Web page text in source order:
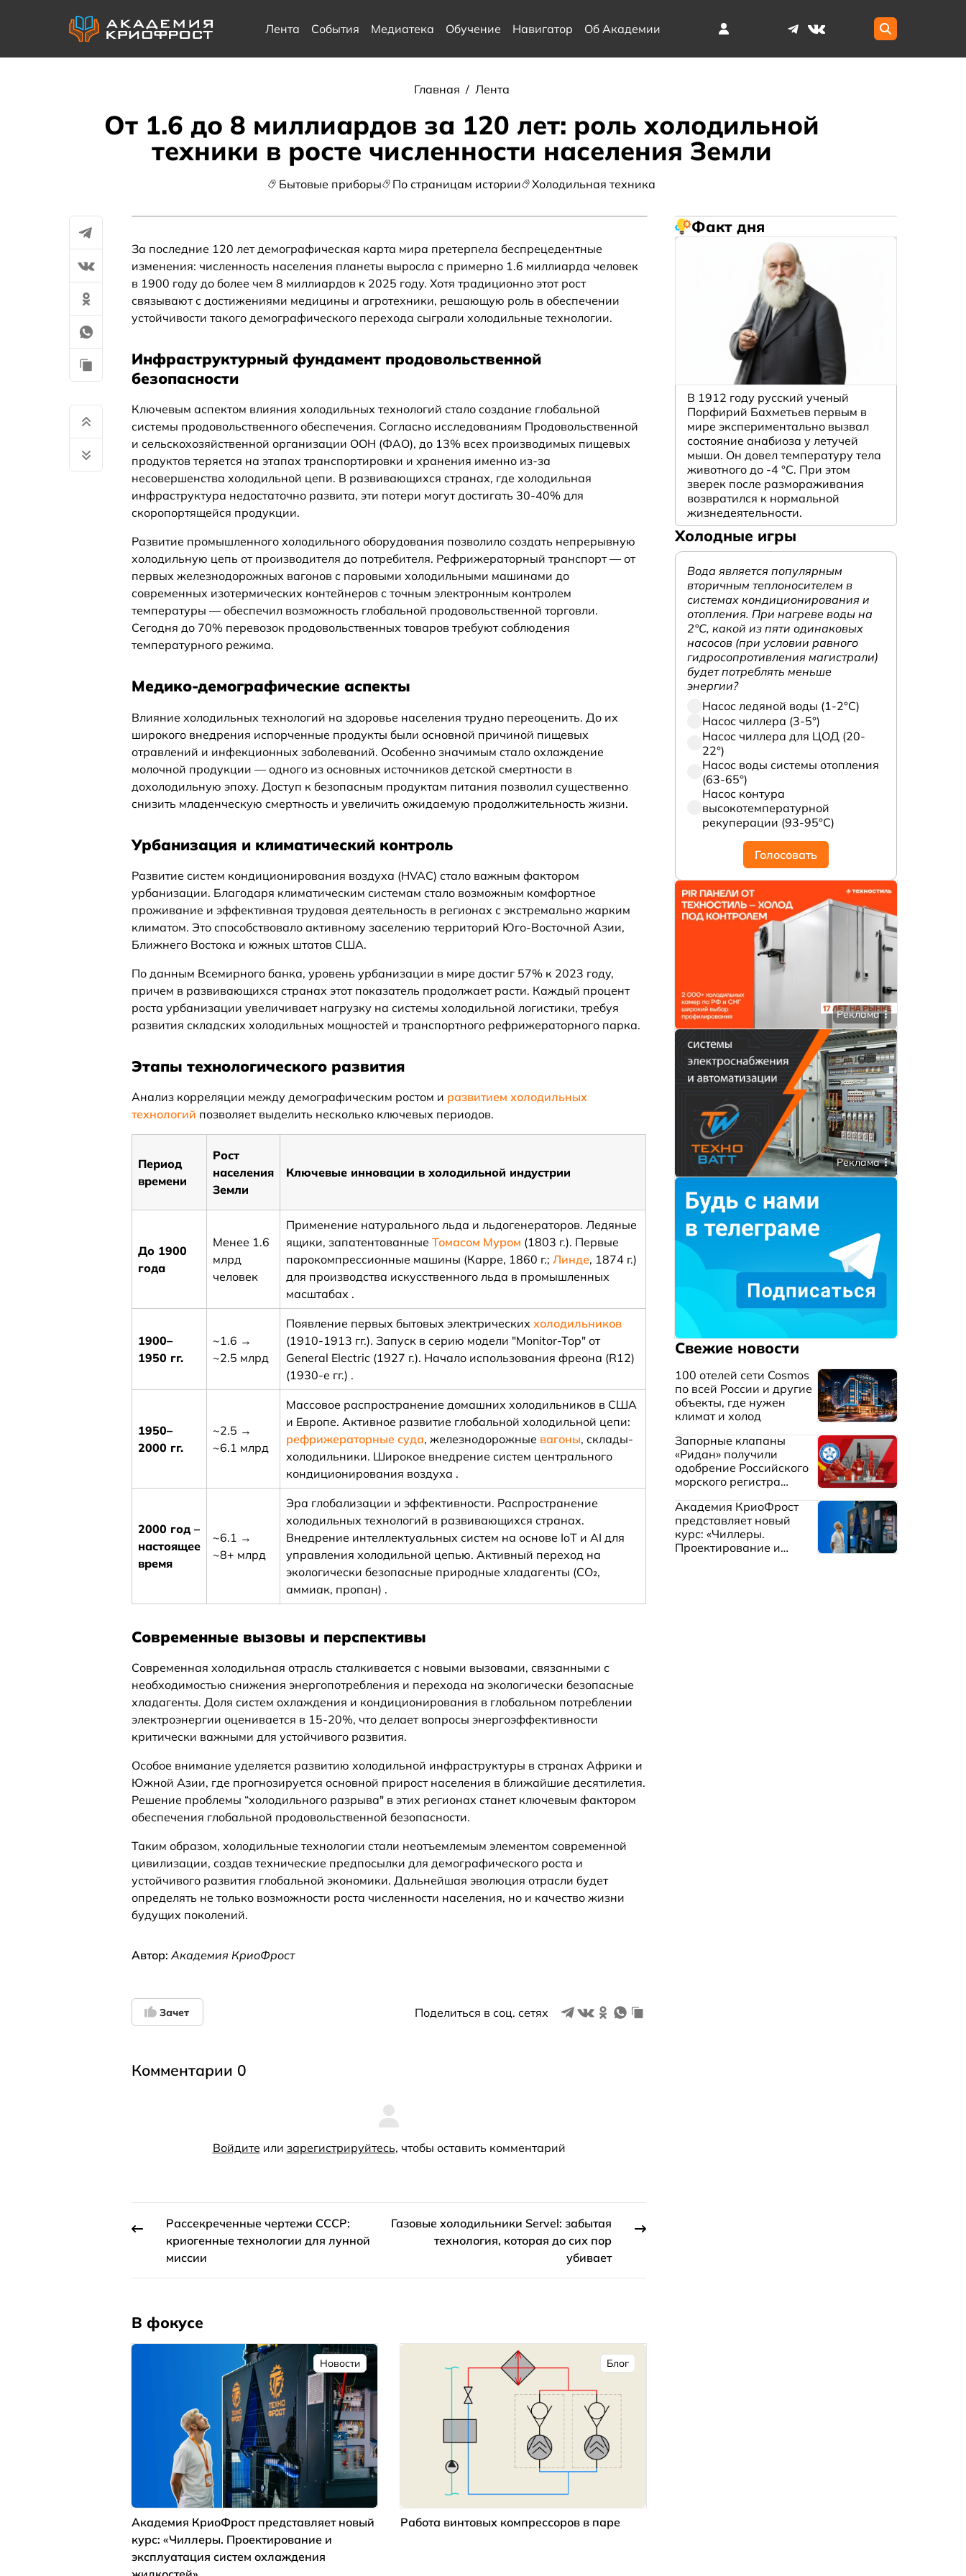
Лента События Медиатека Обучение Навигатор Об Академии
Главная / Лента
От 1.6 до 8 миллиардов за 120 лет: роль холодильной
техники в росте численности населения Земли
Бытовые приборы По страницам истории Холодильная техника
За последние 120 лет демографическая карта мира претерпела беспрецедентные
изменения: численность населения планеты выросла с примерно 1.6 миллиарда человек
в 1900 году до более чем 8 миллиардов к 2025 году. Хотя традиционно этот рост
связывают с достижениями медицины и агротехники, решающую роль в обеспечении
устойчивости такого демографического перехода сыграли холодильные технологии.
Инфраструктурный фундамент продовольственной
безопасности
Ключевым аспектом влияния холодильных технологий стало создание глобальной
системы продовольственного обеспечения. Согласно исследованиям Продовольственной
и сельскохозяйственной организации ООН (ФАО), до 13% всех производимых пищевых
продуктов теряется на этапах транспортировки и хранения именно из-за
несовершенства холодильной цепи. В развивающихся странах, где холодильная
инфраструктура недостаточно развита, эти потери могут достигать 30-40% для
скоропортящейся продукции.
Развитие промышленного холодильного оборудования позволило создать непрерывную
холодильную цепь от производителя до потребителя. Рефрижераторный транспорт — от
первых железнодорожных вагонов с паровыми холодильными машинами до
современных изотермических контейнеров с точным электронным контролем
температуры — обеспечил возможность глобальной продовольственной торговли.
Сегодня до 70% перевозок продовольственных товаров требуют соблюдения
температурного режима.
Медико-демографические аспекты
Влияние холодильных технологий на здоровье населения трудно переоценить. До их
широкого внедрения испорченные продукты были основной причиной пищевых
отравлений и инфекционных заболеваний. Особенно значимым стало охлаждение
молочной продукции — одного из основных источников детской смертности в
дохолодильную эпоху. Доступ к безопасным продуктам питания позволил существенно
снизить младенческую смертность и увеличить ожидаемую продолжительность жизни.
Урбанизация и климатический контроль
Развитие систем кондиционирования воздуха (HVAC) стало важным фактором
урбанизации. Благодаря климатическим системам стало возможным комфортное
проживание и эффективная трудовая деятельность в регионах с экстремально жарким
климатом. Это способствовало активному заселению территорий Юго-Восточной Азии,
Ближнего Востока и южных штатов США.
По данным Всемирного банка, уровень урбанизации в мире достиг 57% к 2023 году,
причем в развивающихся странах этот показатель продолжает расти. Каждый процент
роста урбанизации увеличивает нагрузку на системы холодильной логистики, требуя
развития складских холодильных мощностей и транспортного рефрижераторного парка.
Этапы технологического развития
Анализ корреляции между демографическим ростом и развитием холодильных
технологий позволяет выделить несколько ключевых периодов.
Период
времени
Рост
населения
Земли
Ключевые инновации в холодильной индустрии
До 1900
года
Менее 1.6
млрд
человек
Применение натурального льда и льдогенераторов. Ледяные
ящики, запатентованныеТомасом Муром (1803 г.). Первые
парокомпрессионные машины (Карре, 1860 г.;Линде, 1874 г.)
для производства искусственного льда в промышленных
масштабах .
1900–
1950 гг.
~1.6 →
~2.5 млрд
Появление первых бытовых электрическиххолодильников
(1910-1913 гг.). Запуск в серию модели "Monitor-Top" от
General Electric (1927 г.). Начало использования фреона (R12)
(1930-е гг.) .
1950–
2000 гг.
~2.5 →
~6.1 млрд
Массовое распространение домашних холодильников в США
и Европе. Активное развитие глобальной холодильной цепи:
рефрижераторные суда, железнодорожные вагоны, склады-
холодильники. Широкое внедрение систем центрального
кондиционирования воздуха .
2000 год –
настоящее
время
~6.1 →
~8+ млрд
Эра глобализации и эффективности. Распространение
холодильных технологий в развивающихся странах.
Внедрение интеллектуальных систем на основе IoT и AI для
управления холодильной цепью. Активный переход на
экологически безопасные природные хладагенты (CO₂,
аммиак, пропан) .
Современные вызовы и перспективы
Современная холодильная отрасль сталкивается с новыми вызовами, связанными с
необходимостью снижения энергопотребления и перехода на экологически безопасные
хладагенты. Доля систем охлаждения и кондиционирования в глобальном потреблении
электроэнергии оценивается в 15-20%, что делает вопросы энергоэффективности
критически важными для устойчивого развития.
Особое внимание уделяется развитию холодильной инфраструктуры в странах Африки и
Южной Азии, где прогнозируется основной прирост населения в ближайшие десятилетия.
Решение проблемы “холодильного разрыва" в этих регионах станет ключевым фактором
обеспечения глобальной продовольственной безопасности.
Таким образом, холодильные технологии стали неотъемлемым элементом современной
цивилизации, создав технические предпосылки для демографического роста и
устойчивого развития глобальной экономики. Дальнейшая эволюция отрасли будет
определять не только возможности роста численности населения, но и качество жизни
будущих поколений.
Автор:Академия КриоФрост
Зачет Поделиться в соц. сетях
Комментарии 0
Войдите или зарегистрируйтесь, чтобы оставить комментарий
Рассекреченные чертежи СССР:
криогенные технологии для лунной
миссии
Газовые холодильники Servel: забытая
технология, которая до сих пор
убивает
В фокусе
Новости
Академия КриоФрост представляет новый
курс: «Чиллеры. Проектирование и
эксплуатация систем охлаждения
Блог
Работа винтовых компрессоров в паре
Факт дня
В 1912 году русский ученый
Порфирий Бахметьев первым в
мире экспериментально вызвал
состояние анабиоза у летучей
мыши. Он довел температуру тела
животного до -4 °C. При этом
зверек после размораживания
возвратился к нормальной
жизнедеятельности.
Холодные игры
Вода является популярным
вторичным теплоносителем в
системах кондиционирования и
отопления. При нагреве воды на
2°С, какой из пяти одинаковых
насосов (при условии равного
гидросопротивления магистрали)
будет потреблять меньше
энергии?
Насос ледяной воды (1-2°С)
Насос чиллера (3-5°)
Насос чиллера для ЦОД (20-
22°)
Насос воды системы отопления
(63-65°)
Насос контура
высокотемпературной
рекуперации (93-95°С)
Голосовать
Реклама
Реклама
Свежие новости
100 отелей сети Cosmos
по всей России и другие
объекты, где нужен
климат и холод
Запорные клапаны
«Ридан» получили
одобрение Российского
морского регистра
Академия КриоФрост
представляет новый
курс: «Чиллеры.
Проектирование и